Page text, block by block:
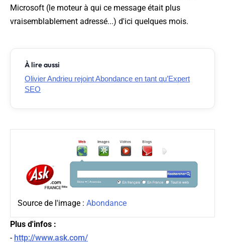
Microsoft (le moteur à qui ce message était plus
vraisemblablement adressé...) d'ici quelques mois.
À lire aussi
Olivier Andrieu rejoint Abondance en tant qu’Expert
SEO
Source de l'image : Abondance
Plus d'infos :
- http://www.ask.com/